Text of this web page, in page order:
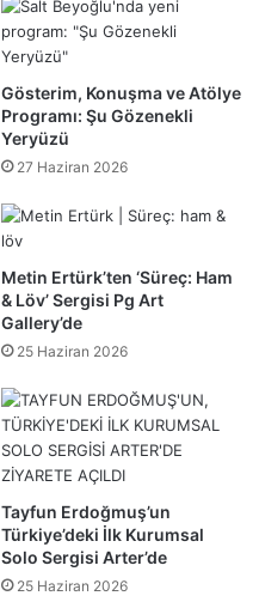
Gösterim, Konuşma ve Atölye
Programı: Şu Gözenekli
Yeryüzü
27 Haziran 2026
Metin Ertürk’ten ‘Süreç: Ham
& Löv’ Sergisi Pg Art
Gallery’de
25 Haziran 2026
Tayfun Erdoğmuş’un
Türkiye’deki İlk Kurumsal
Solo Sergisi Arter’de
25 Haziran 2026